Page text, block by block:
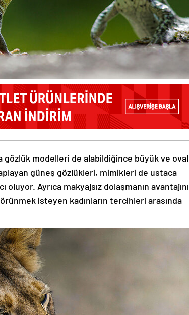
gözlük modelleri de alabildiğince büyük ve oval
güneş gözlükleri, mimikleri de ustaca
Ayrıca makyajsız dolaşmanın avantajını
isteyen kadınların tercihleri arasında